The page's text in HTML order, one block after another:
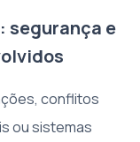
segurança e
conflitos
ou sistemas